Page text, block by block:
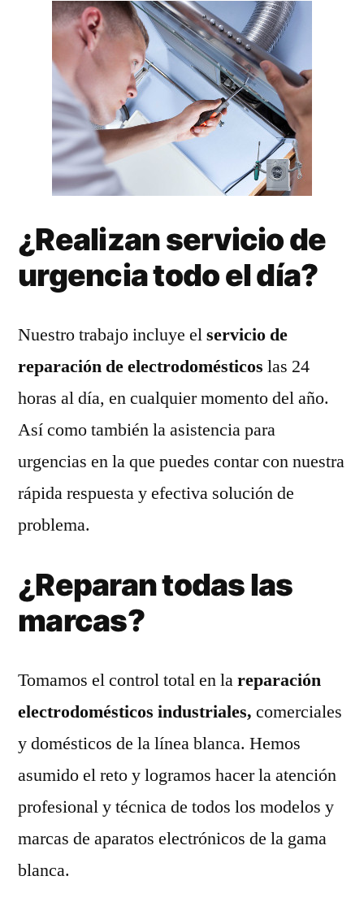
¿Realizan servicio de
urgencia todo el día?
Nuestro trabajo incluye elservicio de
reparación de electrodomésticos las 24
horas al día, en cualquier momento del año.
Así como también la asistencia para
urgencias en la que puedes contar con nuestra
rápida respuesta y efectiva solución de
problema.
¿Reparan todas las
marcas?
Tomamos el control total en lareparación
electrodomésticos industriales, comerciales
y domésticos de la línea blanca. Hemos
asumido el reto y logramos hacer la atención
profesional y técnica de todos los modelos y
marcas de aparatos electrónicos de la gama
blanca.